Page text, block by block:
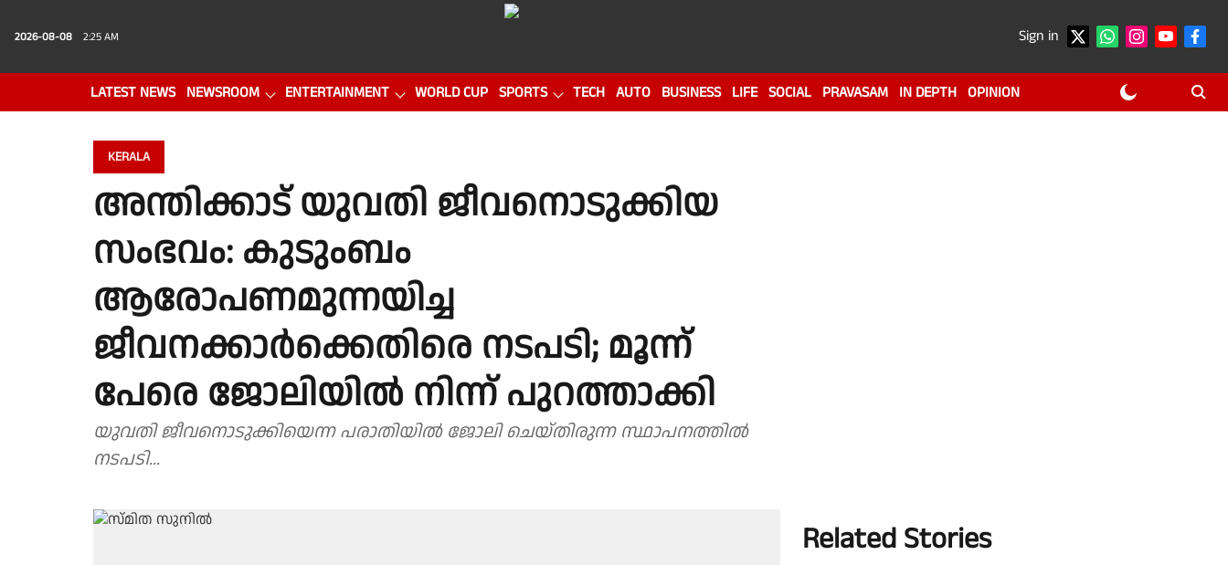
2026-08-08 2:25 AM Sign in
LATEST NEWS NEWSROOM ENTERTAINMENT WORLD CUP SPORTS TECH AUTO BUSINESS LIFE SOCIAL PRAVASAM IN DEPTH OPINION
KERALA
അന്തിക്കാട് യുവതി ജീവനൊടുക്കിയ
സംഭവം: കുടുംബം
ആരോപണമുന്നയിച്ച
ജീവനക്കാർക്കെതിരെ നടപടി; മൂന്ന്
പേരെ ജോലിയിൽ നിന്ന് പുറത്താക്കി
യുവതി ജീവനൊടുക്കിയെന്ന പരാതിയിൽ ജോലി ചെയ്തിരുന്ന സ്ഥാപനത്തിൽ
നടപടി...
Related Stories